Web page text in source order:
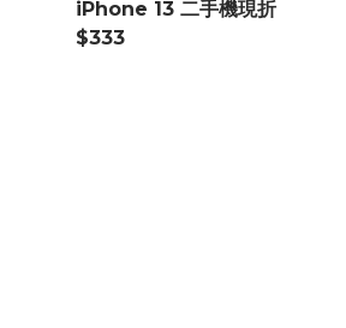
iPhone 13 二手機現折
$333